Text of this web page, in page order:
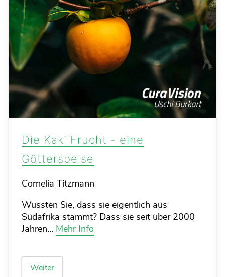
Die Kaki Frucht - eine
Götterspeise
Details
Cornelia Titzmann
Wussten Sie, dass sie eigentlich aus
Südafrika stammt? Dass sie seit über 2000
Jahren... Mehr Info
Weiter